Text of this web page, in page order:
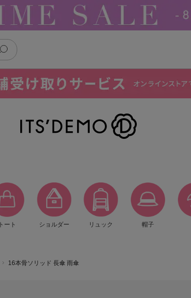
トート ショルダー リュック 帽子
16本骨ソリッド 長傘 雨傘